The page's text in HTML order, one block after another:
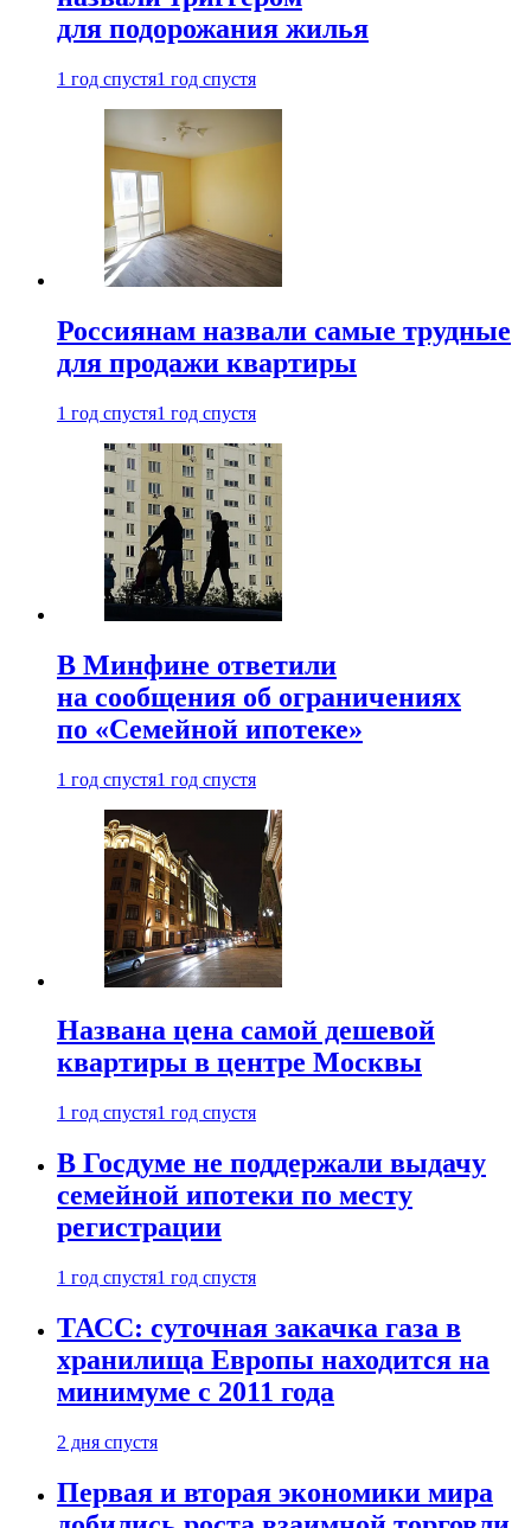
для подорожания жилья
1 год спустя1 год спустя
Россиянам назвали самые трудные
для продажи квартиры
1 год спустя1 год спустя
В Минфине ответили
на сообщения об ограничениях
по «Семейной ипотеке»
1 год спустя1 год спустя
Названа цена самой дешевой
квартиры в центре Москвы
1 год спустя1 год спустя
В Госдуме не поддержали выдачу
семейной ипотеки по месту
регистрации
1 год спустя1 год спустя
ТАСС: суточная закачка газа в
хранилища Европы находится на
минимуме с 2011 года
2 дня спустя
Первая и вторая экономики мира